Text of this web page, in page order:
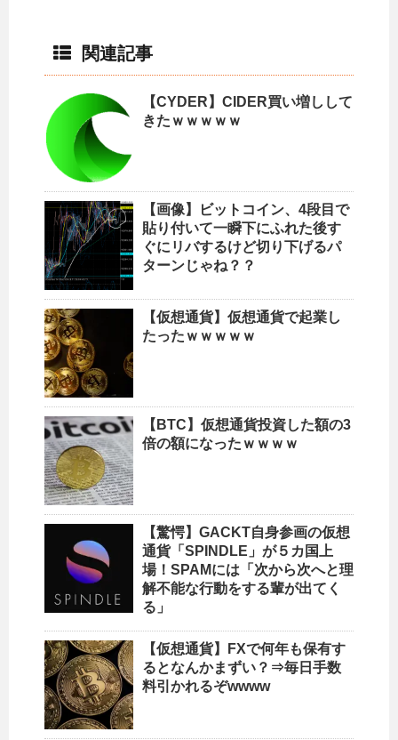
関連記事
【CYDER】CIDER買い増しして
きたｗｗｗｗｗ
【画像】ビットコイン、4段目で
貼り付いて一瞬下にふれた後す
ぐにリバするけど切り下げるパ
ターンじゃね？？
【仮想通貨】仮想通貨で起業し
たったｗｗｗｗｗ
【BTC】仮想通貨投資した額の3
倍の額になったｗｗｗｗ
【驚愕】GACKT自身参画の仮想
通貨「SPINDLE」が５カ国上
場！SPAMには「次から次へと理
解不能な行動をする輩が出てく
る」
【仮想通貨】FXで何年も保有す
るとなんかまずい？⇒毎日手数
料引かれるぞwwww